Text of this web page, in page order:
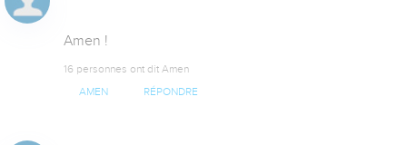
Amen !
16 personnes ont dit Amen
AMEN RÉPONDRE